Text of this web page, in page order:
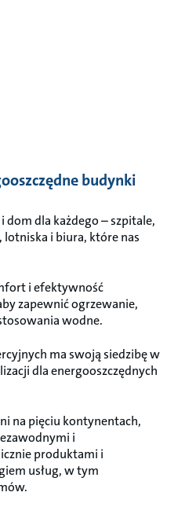
budynki
dom dla każdego – szpitale,
i biura, które nas
i efektywność
zapewnić ogrzewanie,
wodne.
ma swoją siedzibę w
dla energooszczędnych
na pięciu kontynentach,
i
produktami i
usług, w tym